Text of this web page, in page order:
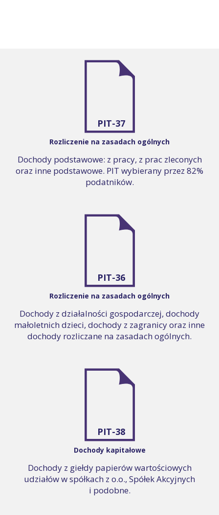
PIT-37
Rozliczenie na zasadach ogólnych
Dochody podstawowe: z pracy, z prac zleconych
oraz inne podstawowe. PIT wybierany przez 82%
podatników.
PIT-36
Rozliczenie na zasadach ogólnych
Dochody z działalności gospodarczej, dochody
małoletnich dzieci, dochody z zagranicy oraz inne
dochody rozliczane na zasadach ogólnych.
PIT-38
Dochody kapitałowe
Dochody z giełdy papierów wartościowych
udziałów w spółkach z o.o., Spółek Akcyjnych
i podobne.